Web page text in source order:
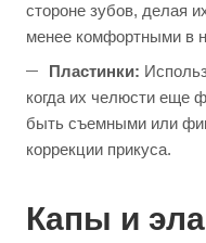
стороне зубов, делая
менее комфортными в
Пластинки:
когда их челюсти еще
быть съемными или
коррекции прикуса.
Капы и